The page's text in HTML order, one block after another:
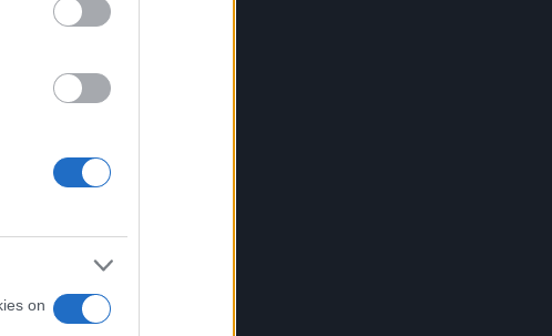
on
per fatti
era